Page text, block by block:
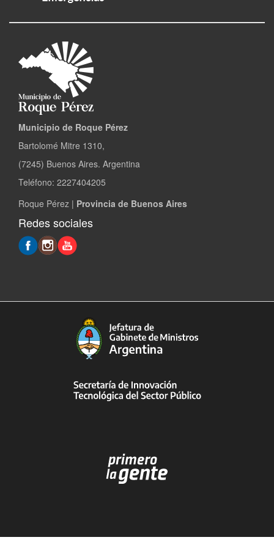
Municipio de Roque Pérez
Bartolomé Mitre 1310,
(7245) Buenos Aires. Argentina
Teléfono: 2227404205
Roque Pérez | Provincia de Buenos Aires
Redes sociales